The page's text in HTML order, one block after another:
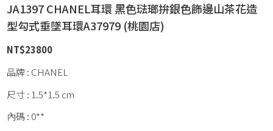
JA1397 CHANEL耳環 黑色琺瑯拚銀色飾邊山茶花造
型勾式垂墜耳環A37979 (桃園店)
NT$23800
品牌 : CHANEL
尺寸 : 1.5*1.5 cm
內碼 : 0**